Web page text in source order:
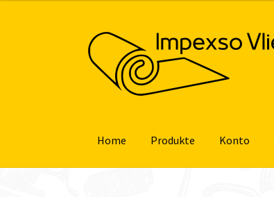
Zur
Navigation
springen
Zum
Inhalt
springen
Home Produkte Konto